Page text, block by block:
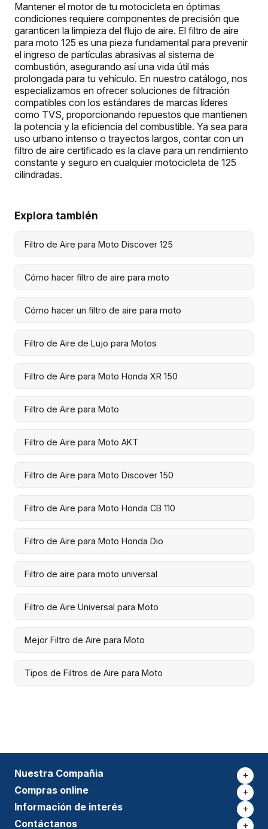
Mantener el motor de tu motocicleta en óptimas
condiciones requiere componentes de precisión que
garanticen la limpieza del flujo de aire. El filtro de aire
para moto 125 es una pieza fundamental para prevenir
el ingreso de partículas abrasivas al sistema de
combustión, asegurando así una vida útil más
prolongada para tu vehículo. En nuestro catálogo, nos
especializamos en ofrecer soluciones de filtración
compatibles con los estándares de marcas líderes
como TVS, proporcionando repuestos que mantienen
la potencia y la eficiencia del combustible. Ya sea para
uso urbano intenso o trayectos largos, contar con un
filtro de aire certificado es la clave para un rendimiento
constante y seguro en cualquier motocicleta de 125
cilindradas.
Explora también
Filtro de Aire para Moto Discover 125
Cómo hacer filtro de aire para moto
Cómo hacer un filtro de aire para moto
Filtro de Aire de Lujo para Motos
Filtro de Aire para Moto Honda XR 150
Filtro de Aire para Moto
Filtro de Aire para Moto AKT
Filtro de Aire para Moto Discover 150
Filtro de Aire para Moto Honda CB 110
Filtro de Aire para Moto Honda Dio
Filtro de aire para moto universal
Filtro de Aire Universal para Moto
Mejor Filtro de Aire para Moto
Tipos de Filtros de Aire para Moto
Nuestra Compañia +
Compras online +
Información de interés +
Contáctanos +